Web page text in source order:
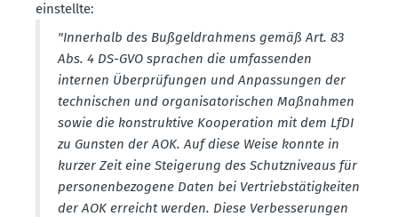
einstellte:
"Innerhalb des Bußgeld­rahmens gemäß Art. 83
Abs. 4 DS-GVO sprachen die umfas­senden
internen Überprü­fungen und Anpas­sungen der
techni­schen und organi­sa­to­ri­schen Maßnahmen
sowie die konstruktive Koope­ration mit dem LfDI
zu Gunsten der AOK. Auf diese Weise konnte in
kurzer Zeit eine Steigerung des Schutz­ni­veaus für
perso­nen­be­zogene Daten bei Vertriebstä­tig­keiten
der AOK erreicht werden. Diese Verbes­se­rungen